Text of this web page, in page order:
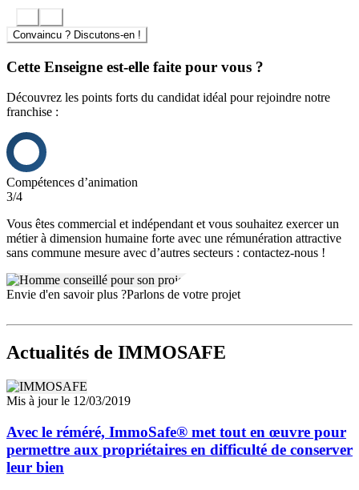
Un propriétaire peut vendre son bien en restant occupant de celui-ci,
moyennant une indemnité d’occupation, durant une durée
déterminée ne pouvant excéder 5 ans et profiter, pendant cette durée,
de la vente.
ImmoSafe® permet à un propriétaire de sauvegarder son bien suite à
de graves difficultés financières ou à un besoin de trésorerie
immédiat.
Convaincu ? Discutons-en !
Cette Enseigne est-elle faite pour vous ?
Découvrez les points forts du candidat idéal pour rejoindre notre
franchise :
Compétences d’animation
3/4
Vous êtes commercial et indépendant et vous souhaitez exercer un
métier à dimension humaine forte avec une rémunération attractive
sans commune mesure avec d’autres secteurs : contactez-nous !
Envie d'en savoir plus ?Parlons de votre projet
Actualités de IMMOSAFE
Mis à jour le 12/03/2019
Avec le réméré, ImmoSafe® met tout en œuvre pour
permettre aux propriétaires en difficulté de conserver
leur bien